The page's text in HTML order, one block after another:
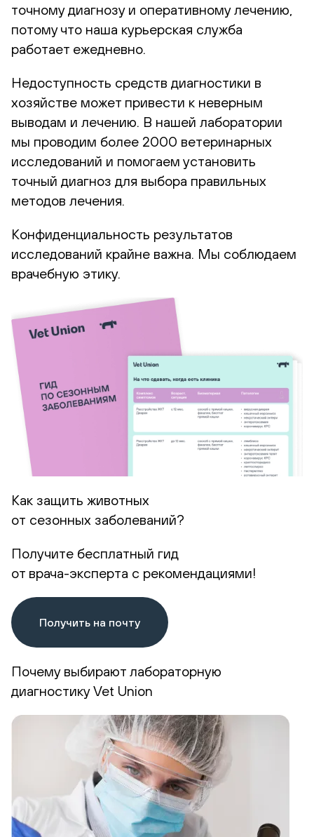
точному диагнозу и оперативному лечению,
потому что наша курьерская служба
работает ежедневно.
Недоступность средств диагностики в
хозяйстве может привести к неверным
выводам и лечению. В нашей лаборатории
мы проводим более 2000 ветеринарных
исследований и помогаем установить
точный диагноз для выбора правильных
методов лечения.
Конфиденциальность результатов
исследований крайне важна. Мы соблюдаем
врачебную этику.
Как защить животных
от сезонных заболеваний?
Получите бесплатный гид
от врача-эксперта с рекомендациями!
Получить на почту
Почему выбирают лабораторную
диагностику Vet Union